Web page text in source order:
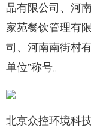
品有限公司、河
家苑餐饮管理有
司、河南南街村
单位”称号。
北京众控环境科